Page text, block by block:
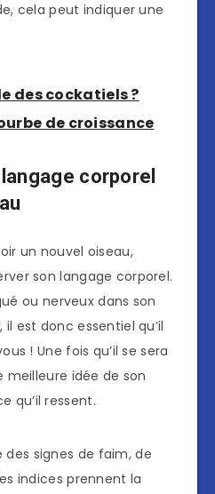
cela peut indiquer une
des cockatiels ?
de croissance
corporel
un nouvel oiseau,
son langage corporel.
ou nerveux dans son
est donc essentiel qu’il
! Une fois qu’il se sera
meilleure idée de son
qu’il ressent.
signes de faim, de
indices prennent la